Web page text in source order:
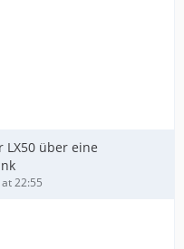
über eine
22:55